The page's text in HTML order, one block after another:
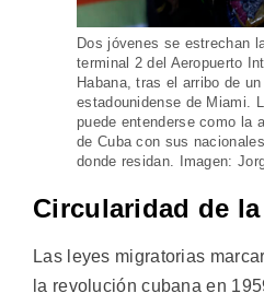
Dos jóvenes se estrechan
terminal 2 del Aeropuerto
Habana, tras el arribo de
estadounidense de Miami.
puede entenderse como la
de Cuba con sus
donde residan. Imagen:
Circularidad de
Las leyes migratorias
la revolución cubana en